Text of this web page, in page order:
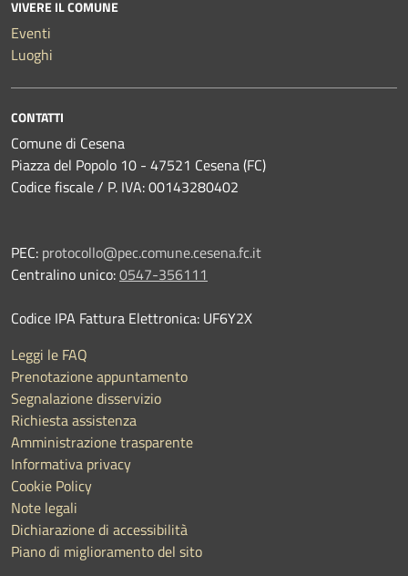
VIVERE IL COMUNE
Eventi
Luoghi
CONTATTI
Comune di Cesena
Piazza del Popolo 10 - 47521 Cesena (FC)
Codice fiscale / P. IVA: 00143280402
PEC: protocollo@pec.comune.cesena.fc.it
Centralino unico:0547-356111
Codice IPA Fattura Elettronica: UF6Y2X
Leggi le FAQ
Prenotazione appuntamento
Segnalazione disservizio
Richiesta assistenza
Amministrazione trasparente
Informativa privacy
Cookie Policy
Note legali
Dichiarazione di accessibilità
Piano di miglioramento del sito